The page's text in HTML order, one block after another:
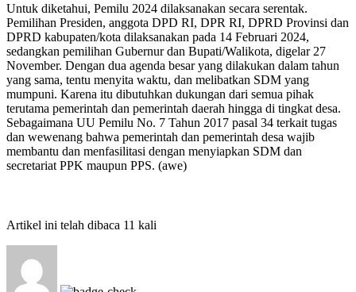
Untuk diketahui, Pemilu 2024 dilaksanakan secara serentak.
Pemilihan Presiden, anggota DPD RI, DPR RI, DPRD Provinsi dan
DPRD kabupaten/kota dilaksanakan pada 14 Februari 2024,
sedangkan pemilihan Gubernur dan Bupati/Walikota, digelar 27
November. Dengan dua agenda besar yang dilakukan dalam tahun
yang sama, tentu menyita waktu, dan melibatkan SDM yang
mumpuni. Karena itu dibutuhkan dukungan dari semua pihak
terutama pemerintah dan pemerintah daerah hingga di tingkat desa.
Sebagaimana UU Pemilu No. 7 Tahun 2017 pasal 34 terkait tugas
dan wewenang bahwa pemerintah dan pemerintah desa wajib
membantu dan menfasilitasi dengan menyiapkan SDM dan
secretariat PPK maupun PPS. (awe)
Artikel ini telah dibaca 11 kali